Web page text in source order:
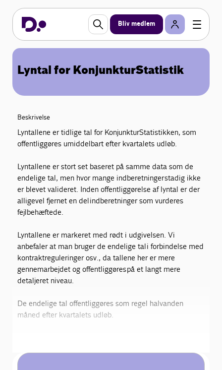
Bliv medlem
Lyntal for KonjunkturStatistik
Beskrivelse
Lyntallene er tidlige tal for KonjunkturStatistikken, som
offentliggøres umiddelbart efter kvartalets udløb.
Lyntallene er stort set baseret på samme data som de
endelige tal, men hvor mange indberetninger stadig ikke
er blevet valideret. Inden offentliggørelse af lyntal er der
alligevel fjernet en del indberetninger som vurderes
fejlbehæftede.
Lyntallene er markeret med rødt i udgivelsen. Vi
anbefaler at man bruger de endelige tal i forbindelse med
kontraktreguleringer osv., da tallene her er mere
gennemarbejdet og offentliggøres på et langt mere
detaljeret niveau.
De endelige tal offentliggøres som regel halvanden
måned efter kvartalets udløb.